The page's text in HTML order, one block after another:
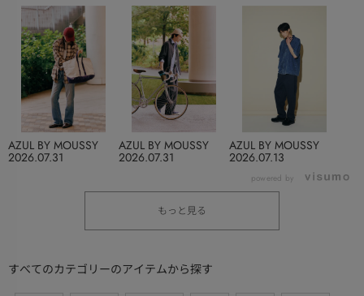
2026.07.31
AZUL BY MOUSSY
2026.07.31
AZUL BY MOUSSY
2026.07.13
AZUL BY MOUSSY
powered by
もっと見る
すべてのカテゴリーのアイテムから探す